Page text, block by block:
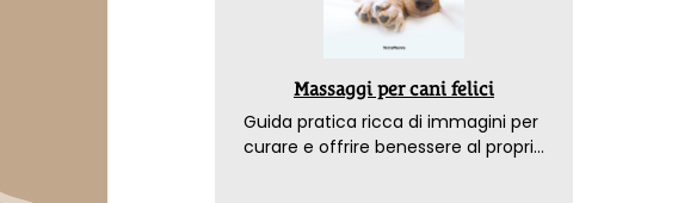
Massaggi per cani felici
Guida pratica ricca di immagini per
curare e offrire benessere al proprio